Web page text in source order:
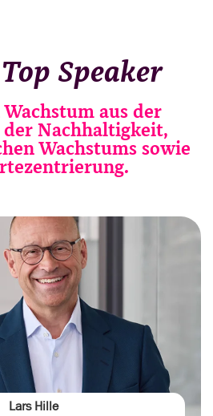
Speaker
aus der
der Nachhaltigkeit,
Wachstums sowie
Lars Hille